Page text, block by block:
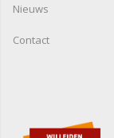
Nieuws
Contact